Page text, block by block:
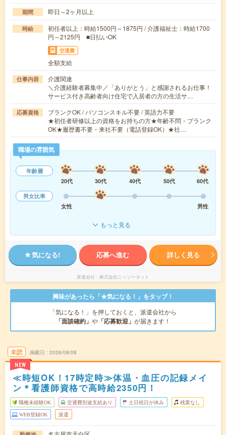
期間 即日～2ヶ月以上
時給
初任者以上：時給1500円～1875円 / 介護福祉士：時給1700
円～2125円 ■日払いOK
交通費
全額支給
仕事内容
介護関連
＼介護経験者募集中／「ありがとう」と感謝されるお仕事！
サービス付き高齢者向け住宅で入居者の方の生活サ…
応募資格
ブランクOK / パソコンスキル不要 / 英語力不要
★初任者研修以上の資格をお持ちの方★年齢不問・ブランク
OK★履歴書不要・来社不要（電話登録OK）★社…
職場の雰囲気
年齢層
20代
30代 40代 50代
60代
男女比率
女性
男性
もっと見る
気になる! 応募へ進む 詳しく見る
派遣会社 株式会社ニッソーネット
興味があったら「★気になる！」をタップ！
「気になる！」を押しておくと、派遣会社から
「面談確約」 や 「応募歓迎」 が届きます！
未読
NEW
掲載日 2026/08/08
≪時短OK！17時定時≫体温・血圧の記録メイ
ン＊看護師資格で高時給2350円！
職種未経験OK 交通費別途支給あり 土日祝日が休み 残業なし
WEB登録OK 派遣